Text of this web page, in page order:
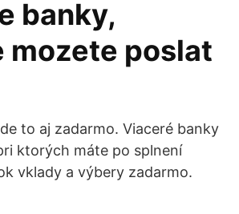
banky,
mozete poslat
to aj zadarmo. Viaceré banky
ktorých máte po splnení
vklady a výbery zadarmo.